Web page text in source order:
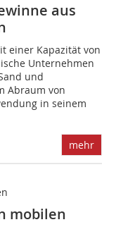
aus
einer Kapazität von
Unternehmen
und
Abraum von
in seinem
mehr
mobilen